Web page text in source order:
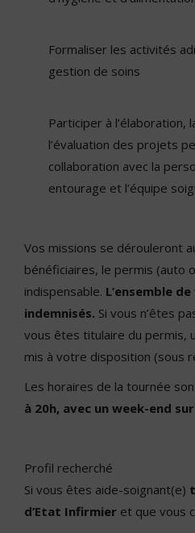
Formaliser les activités
gestion de soins
Participer à
l’évaluation des projets
collaboration avec la
entourage et l’équipe
Vos missions se dérouleront
bénéficiaires, le permis (auto
indispensable. L’ensemble
indemnisés. Si vous n’êtes
vous êtes titulaire du permis,
mis à votre disposition (sous
Les horaires de la tournée
à 20h, avec un week-end
Profil recherché
Si vous êtes aide-soignant(e)
d’Etat Infirmier et que vous